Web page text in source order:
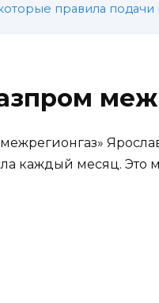
правила подачи
каждый месяц. Это